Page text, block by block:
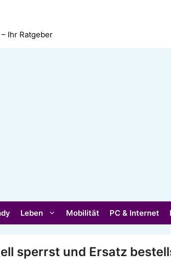
Ihr Ratgeber
Leben Mobilität PC & Internet
sperrst und Ersatz